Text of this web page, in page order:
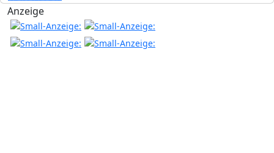
Anzeige